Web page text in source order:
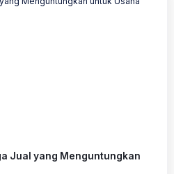
Jual yang Menguntungkan